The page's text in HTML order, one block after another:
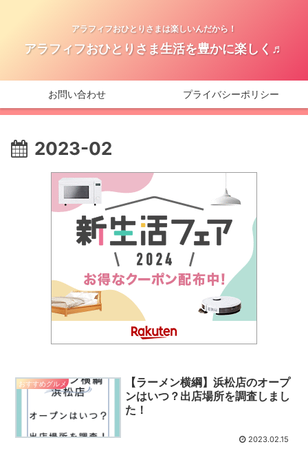
アラフィフおひとりさまは楽しいんだから！
アラフィフおひとりさま生活を豊かに楽しく♬
お問い合わせ プライバシーポリシー
2023-02
おすすめグルメ
【ラーメン横綱】浜松店のオープ
ンはいつ？出店場所を調査しまし
た！
2023.02.15